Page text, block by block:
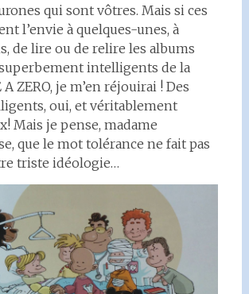
qui sont vôtres. Mais si ces
l’envie à quelques-unes, à
de lire ou de relire les albums
intelligents de la
ZERO, je m’en réjouirai ! Des
oui, et véritablement
Mais je pense, madame
que le mot tolérance ne fait pas
triste idéologie…